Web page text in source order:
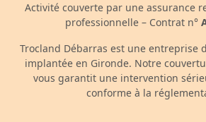
Activité couverte par une assurance
professionnelle – Contrat n°
Trocland Débarras est une entreprise
implantée en Gironde. Notre
vous garantit une intervention
conforme à la